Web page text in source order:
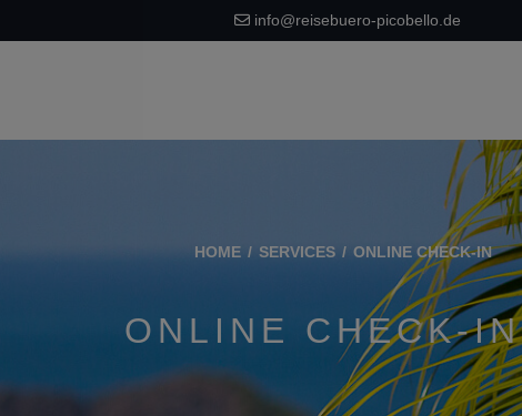
info@reisebuero-picobello.de
HOME SERVICES ONLINE CHECK-IN
ONLINE CHECK-IN